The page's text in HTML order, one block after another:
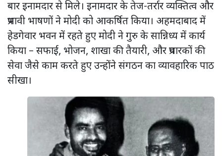
बार इनामदार से मिले। इनामदार के तेज-तर्रार व्यक्तित्व और
प्रभावी भाषणों ने मोदी को आकर्षित किया। अहमदाबाद में
हेडगेवार भवन में रहते हुए मोदी ने गुरु के सान्निध्य में कार्य
किया – सफाई, भोजन, शाखा की तैयारी, और प्रचारकों की
सेवा जैसे काम करते हुए उन्होंने संगठन का व्यावहारिक पाठ
सीखा।